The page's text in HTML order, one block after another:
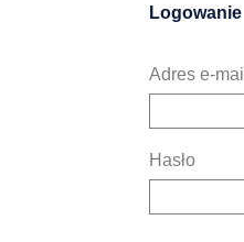
Logowanie
Adres e-mail
Hasło